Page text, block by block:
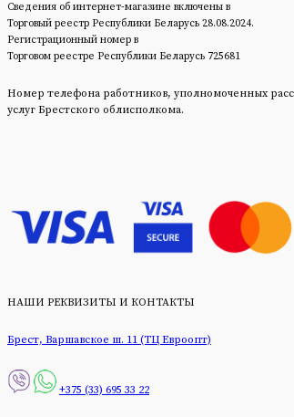
Сведения об интернет-магазине включены в
Торговый реестр Республики Беларусь 28.08.2024.
Регистрационный номер в
Торговом реестре Республики Беларусь 725681
Номер телефона работников, уполномоченных
услуг Брестского облисполкома.
НАШИ РЕКВИЗИТЫ И КОНТАКТЫ
Брест, Варшавское ш. 11 (ТЦ Евроопт)
+375 (33) 695 33 22